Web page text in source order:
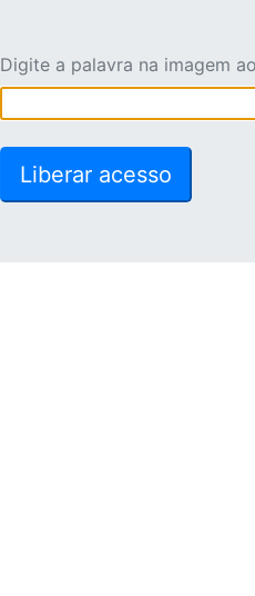
Digite a palavra na imagem